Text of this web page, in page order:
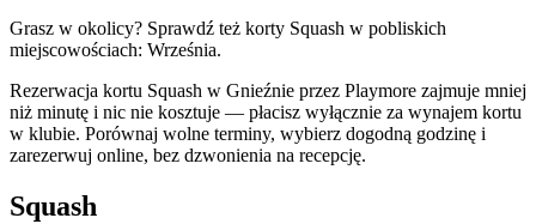
Grasz w okolicy? Sprawdź też korty Squash w pobliskich
miejscowościach: Września.
Rezerwacja kortu Squash w Gnieźnie przez Playmore zajmuje mniej
niż minutę i nic nie kosztuje — płacisz wyłącznie za wynajem kortu
w klubie. Porównaj wolne terminy, wybierz dogodną godzinę i
zarezerwuj online, bez dzwonienia na recepcję.
Squash